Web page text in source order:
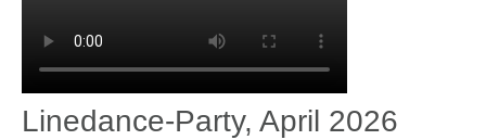
Linedance-Party, April 2026